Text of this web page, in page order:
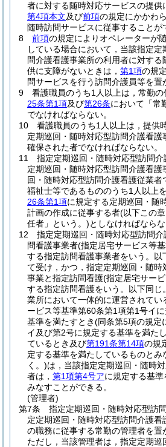
者に対する随時対応サービスの提供
第4項本文及び前項の規定にかかわ
随時訪問サービスに従事することが
8
前項の規定によりオペレーターが
している場合において，当該指定
問介護看護事業所の利用者に対する
供に支障がないときは， 第1項の規
問サービスを行う訪問介護員等を置
9
看護職員のうち1人以上は，常勤
25条第1項及び第26条において「常
でなければならない。
10
看護職員のうち1人以上は，提供
定期巡回・随時対応型訪問介護看
確保された者でなければならない。
11
指定定期巡回・随時対応型訪問
定期巡回・随時対応型訪問介護看護
回・随時対応型訪問介護看護従業
福祉士等であるもののうち1人以上
26条第1項に規定する定期巡回・随
計画の作成に従事する者(以下この
任者」という。)としなければならな
12
指定定期巡回・随時対応型訪問
問看護事業者(指定居宅サービス等
する指定訪問看護事業者をいう。以
て受け，かつ，指定定期巡回・随時
事業と指定訪問看護(指定居宅サー
する指定訪問看護をいう。以下同じ
業所において一体的に運営されてい
ービス等基準第60条第1項第1号イ
基準を満たすとき(同条第5項の規定
イ及び第2号に規定する基準を満た
ているとき及び第191条第14項の規
定する基準を満たしているものとみ
く。)は，当該指定定期巡回・随時
者は， 第1項第4号アに規定する基準
みなすことができる。
(管理者)
第7条
指定定期巡回・随時対応型訪
定定期巡回・随時対応型訪問介護看
の職務に従事する常勤の管理者を置
ただし，当該管理者は，指定定期